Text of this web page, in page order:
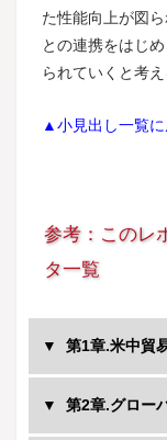
た性能向上が図
との連携をはじ
られていくと考え
▲小見出し一覧に
参考：このレ
タ一覧
第1章.米中貿
第2章.グロー